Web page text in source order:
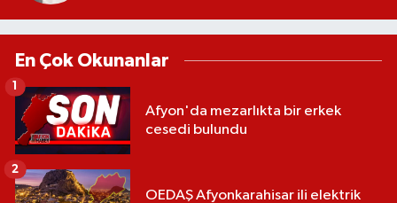
En Çok Okunanlar
Afyon'da mezarlıkta bir erkek
cesedi bulundu
1
OEDAŞ Afyonkarahisar ili elektrik
2